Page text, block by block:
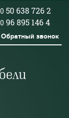
50 638 726 2
96 895 146 4
Обратный звонок